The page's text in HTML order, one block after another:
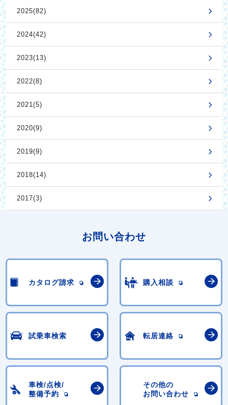
2025(82)
2024(42)
2023(13)
2022(8)
2021(5)
2020(9)
2019(9)
2018(14)
2017(3)
お問い合わせ
カタログ請求 購入相談
試乗車検索 転居連絡
車検/点検/
整備予約
その他の
お問い合わせ